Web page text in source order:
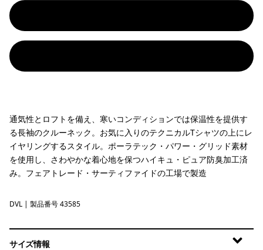
通気性とロフトを備え、寒いコンディションでは保温性を提供す
る長袖のクルーネック。お気に入りのテクニカルTシャツの上にレ
イヤリングするスタイル。ポーラテック・パワー・グリッド素材
を使用し、さわやかな着心地を保つハイキュ・ピュア防臭加工済
み。フェアトレード・サーティファイドの工場で製造
Dried Vanilla
DVL | 製品番号 43585
サイズ情報